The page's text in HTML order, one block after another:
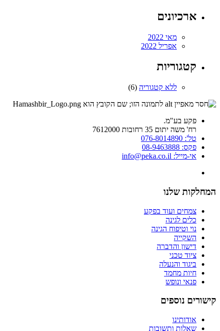
ארכיונים
מאי 2022
אפריל 2022
קטגוריות
ללא קטגוריה (6)
פקע בע"מ.
רח' משה יתום 35 רחובות 7612000
טל': 076-8014890
פקס: 08-9463888
אי-מייל: info@peka.co.il
המחלקות שלנו
צמחים ועוד בפקע
כלים לגינה
נוי וטיפוח הגינה
השקייה
דישון והדברה
ציוד טכני
ביגוד והנעלה
חיות מחמד
פנאי ונופש
קישורים נוספים
אודותינו
שאלות ותשובות